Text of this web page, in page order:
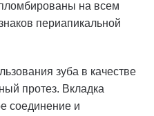
на всем
периапикальной
зуба в качестве
протез. Вкладка
соединение и